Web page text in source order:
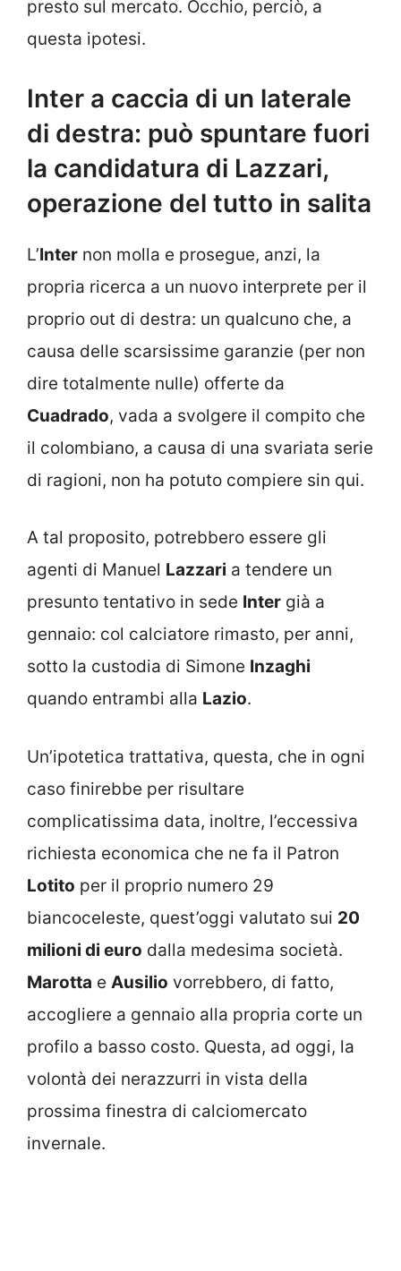
presto sul mercato. Occhio, perciò, a
questa ipotesi.
Inter a caccia di un laterale
di destra: può spuntare fuori
la candidatura di Lazzari,
operazione del tutto in salita
L’Inter non molla e prosegue, anzi, la
propria ricerca a un nuovo interprete per il
proprio out di destra: un qualcuno che, a
causa delle scarsissime garanzie (per non
dire totalmente nulle) offerte da
Cuadrado, vada a svolgere il compito che
il colombiano, a causa di una svariata serie
di ragioni, non ha potuto compiere sin qui.
A tal proposito, potrebbero essere gli
agenti di Manuel Lazzari a tendere un
presunto tentativo in sede Inter già a
gennaio: col calciatore rimasto, per anni,
sotto la custodia di Simone Inzaghi
quando entrambi alla Lazio.
Un’ipotetica trattativa, questa, che in ogni
caso finirebbe per risultare
complicatissima data, inoltre, l’eccessiva
richiesta economica che ne fa il Patron
Lotito per il proprio numero 29
biancoceleste, quest’oggi valutato sui 20
milioni di euro dalla medesima società.
Marotta e Ausilio vorrebbero, di fatto,
accogliere a gennaio alla propria corte un
profilo a basso costo. Questa, ad oggi, la
volontà dei nerazzurri in vista della
prossima finestra di calciomercato
invernale.